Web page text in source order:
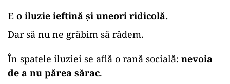
E o iluzie ieftină și uneori ridicolă.
Dar să nu ne grăbim să râdem.
În spatele iluziei se află o rană socială: nevoia
de a nu părea sărac.